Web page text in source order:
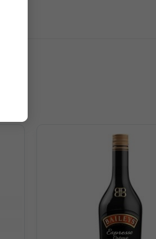
cháy và cũng mượt mà của chất lỏng
đầu nai, rượu sung.